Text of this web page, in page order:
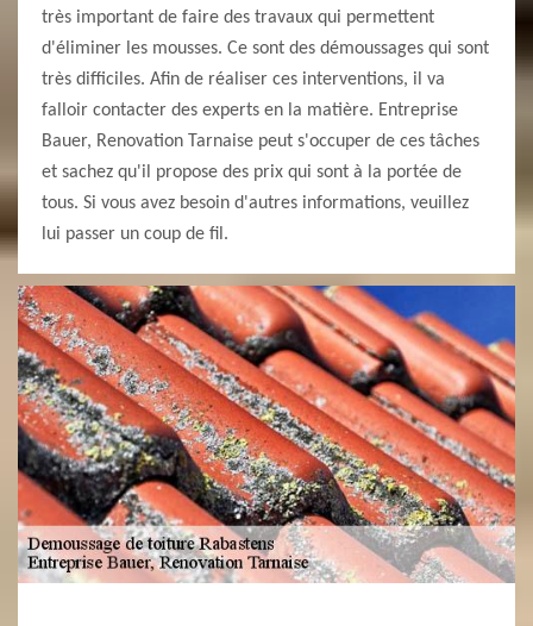
très important de faire des travaux qui permettent
d'éliminer les mousses. Ce sont des démoussages qui sont
très difficiles. Afin de réaliser ces interventions, il va
falloir contacter des experts en la matière. Entreprise
Bauer, Renovation Tarnaise peut s'occuper de ces tâches
et sachez qu'il propose des prix qui sont à la portée de
tous. Si vous avez besoin d'autres informations, veuillez
lui passer un coup de fil.